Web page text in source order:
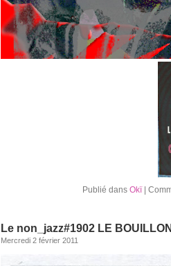
Publié dans Okï|
Le non_jazz#1902 LE
Mercredi 2 février 2011